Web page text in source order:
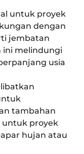
untuk proyek
dengan
jembatan
ini melindungi
usia
tambahan
untuk proyek
hujan atau